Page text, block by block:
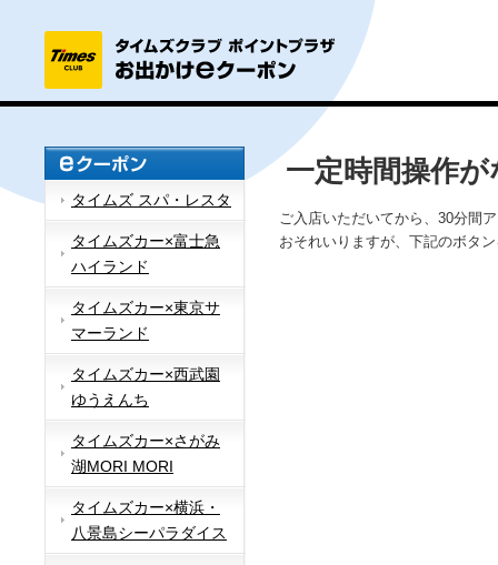
タイムズ スパ・レスタ
タイムズカー×富士急
ハイランド
タイムズカー×東京サ
マーランド
タイムズカー×西武園
ゆうえんち
タイムズカー×さがみ
湖MORI MORI
タイムズカー×横浜・
八景島シーパラダイス
一定時間操作
ご入店いただいてから、30分間
おそれいりますが、下記のボタ